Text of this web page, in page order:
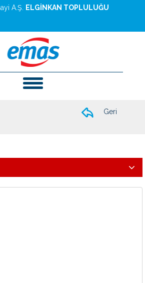
A.Ş.
ELGİNKAN TOPLULUĞU
Geri